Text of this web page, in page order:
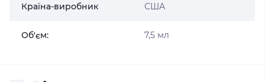
Країна-виробник США
Об'єм: 7,5 мл